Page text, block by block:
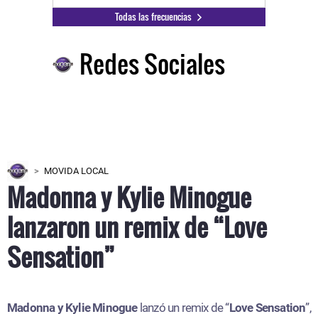
Todas las frecuencias
Redes Sociales
Madonna y Kylie Minogue
lanzaron un remix de “Love
Sensation”
que forma parte del álbum“Confessions II”. Aquí te contamos